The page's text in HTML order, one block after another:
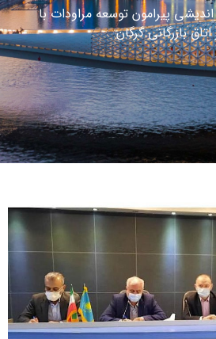
پیرامون توسعه مراودات با
بازرگانی گرگان